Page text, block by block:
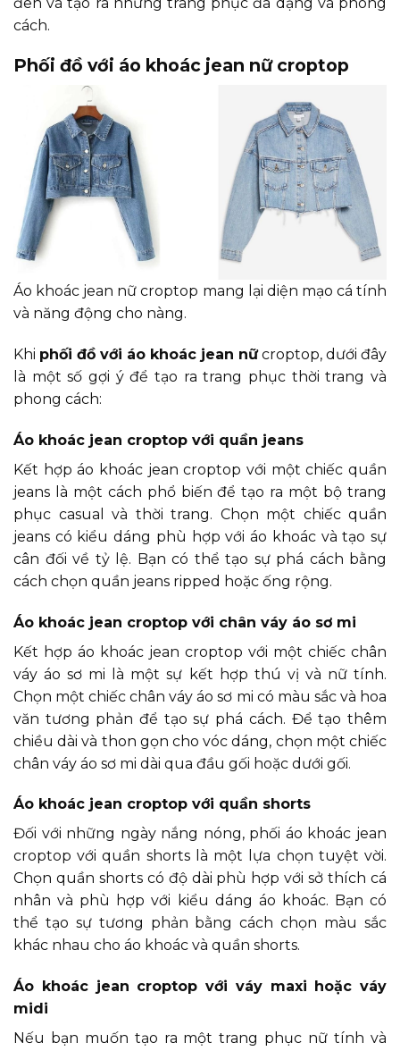
cách.
Phối đồ với áo khoác jean nữ croptop
Áo khoác jean nữ croptop mang lại diện mạo cá tính
và năng động cho nàng.
Khi phối đồ với áo khoác jean nữcroptop, dưới đây
là một số gợi ý để tạo ra trang phục thời trang và
phong cách:
Áo khoác jean croptop với quần jeans
Kết hợp áo khoác jean croptop với một chiếc quần
jeans là một cách phổ biến để tạo ra một bộ trang
phục casual và thời trang. Chọn một chiếc quần
jeans có kiểu dáng phù hợp với áo khoác và tạo sự
cân đối về tỷ lệ. Bạn có thể tạo sự phá cách bằng
cách chọn quần jeans ripped hoặc ống rộng.
Áo khoác jean croptop với chân váy áo sơ mi
Kết hợp áo khoác jean croptop với một chiếc chân
váy áo sơ mi là một sự kết hợp thú vị và nữ tính.
Chọn một chiếc chân váy áo sơ mi có màu sắc và hoa
văn tương phản để tạo sự phá cách. Để tạo thêm
chiều dài và thon gọn cho vóc dáng, chọn một chiếc
chân váy áo sơ mi dài qua đầu gối hoặc dưới gối.
Áo khoác jean croptop với quần shorts
Đối với những ngày nắng nóng, phối áo khoác jean
croptop với quần shorts là một lựa chọn tuyệt vời.
Chọn quần shorts có độ dài phù hợp với sở thích cá
nhân và phù hợp với kiểu dáng áo khoác. Bạn có
thể tạo sự tương phản bằng cách chọn màu sắc
khác nhau cho áo khoác và quần shorts.
Áo khoác jean croptop với váy maxi hoặc váy
midi
Nếu bạn muốn tạo ra một trang phục nữ tính và